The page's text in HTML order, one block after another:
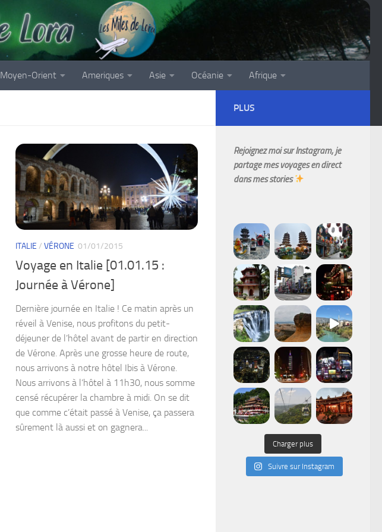
Moyen-Orient Ameriques Asie Océanie Afrique
ITALIE / VÉRONE 01/01/2015
Voyage en Italie [01.01.15 :
Journée à Vérone]
Dernière journée en Italie ! Ce matin après un
réveil à Venise, nous profitons du petit-
déjeuner de l’hôtel avant de partir en direction
de Vérone. Après une grosse heure de route,
nous arrivons à notre hôtel Ibis à Vérone.
Nous arrivons à l’hôtel à 11h30, nous somme
censé récupérer la chambre à midi. On se dit
que comme c’était passé à Venise, ça passera
sûrement là aussi et on gagnera...
PLUS
Rejoignez moi sur Instagram, je
partage mes voyages en direct
dans mes stories
Charger plus
Suivre sur Instagram